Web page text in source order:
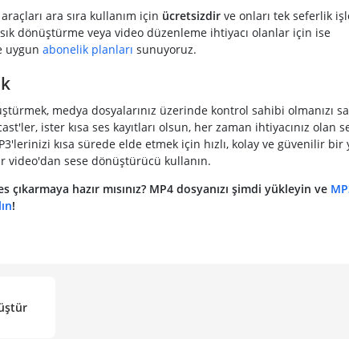
ara sıra kullanım için ücretsizdirve onları tek seferlik
dönüştürme veya video düzenleme ihtiyacı olanlar için ise
uygun abonelik planları sunuyoruz.
medya dosyalarınız üzerinde kontrol sahibi olmanızı
ister kısa ses kayıtları olsun, her zaman ihtiyacınız olan
kısa sürede elde etmek için hızlı, kolay ve güvenilir bir
video'dan sese dönüştürücü kullanın.
çıkarmaya hazır mısınız? MP4 dosyanızı şimdi yükleyin ve
!